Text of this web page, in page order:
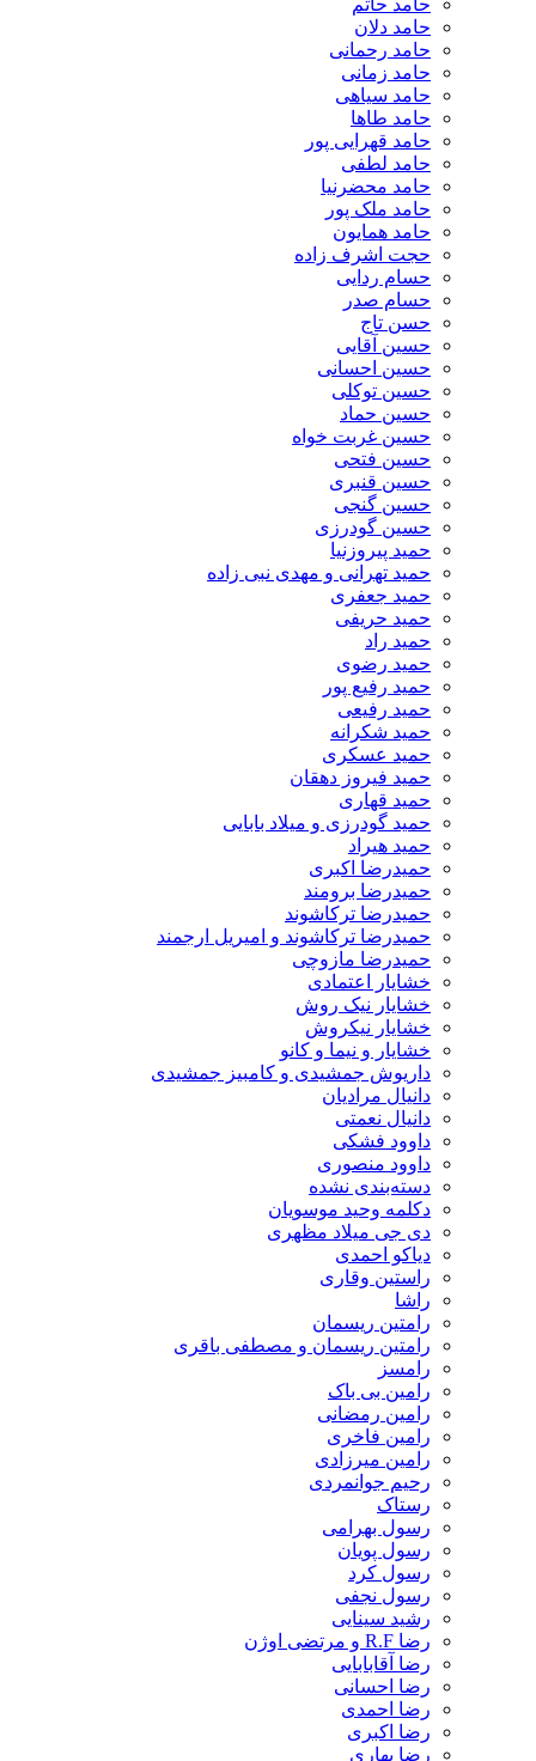
حامد حاتم
حامد دلان
حامد رحمانی
حامد زمانی
حامد سیاهی
حامد طاها
حامد قهرایی پور
حامد لطفی
حامد محضرنیا
حامد ملک پور
حامد همایون
حجت اشرف زاده
حسام ردایی
حسام صدر
حسن تاج
حسین آقایی
حسین احسانی
حسین توکلی
حسین حماد
حسین غربت خواه
حسین فتحی
حسین قنبری
حسین گنجی
حسین گودرزی
حمید پیروزنیا
حمید تهرانی و مهدی نبی زاده
حمید جعفری
حمید حریفی
حمید راد
حمید رضوی
حمید رفیع پور
حمید رفیعی
حمید شکرانه
حمید عسکری
حمید فیروز دهقان
حمید قهاری
حمید گودرزی و میلاد بابایی
حمید هیراد
حمیدرضا اکبری
حمیدرضا برومند
حمیدرضا ترکاشوند
حمیدرضا ترکاشوند و امیریل ارجمند
حمیدرضا مازوچی
خشایار اعتمادی
خشایار نیک روش
خشایار نیکروش
خشایار و نیما و کانو
داریوش جمشیدی و کامبیز جمشیدی
دانیال مرادیان
دانیال نعمتی
داوود فشکی
داوود منصوری
دسته‌بندی نشده
دکلمه وحید موسویان
دی جی میلاد مظهری
دیاکو احمدی
راستین وقاری
راشا
رامتین ریسمان
رامتین ریسمان و مصطفی باقری
رامسز
رامین بی باک
رامین رمضانی
رامین فاخری
رامین میرزادی
رحیم جوانمردی
رستاک
رسول بهرامی
رسول پویان
رسول کرد
رسول نجفی
رشید سینایی
رضا R.F و مرتضی اوژن
رضا آقابابایی
رضا احسانی
رضا احمدی
رضا اکبری
رضا بهاری